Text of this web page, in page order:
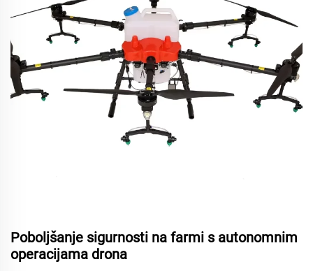
Poboljšanje sigurnosti na farmi s autonomnim
operacijama drona